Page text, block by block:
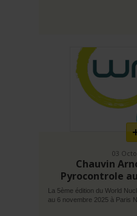
plus
03
Chauvin
Pyrocontrole
La 5ème édition du World
au 6 novembre 2025 à Paris